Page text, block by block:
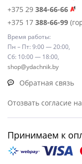
+375 29 384-66-66
+375 17 388-66-99
Время работы:
Пн – Пт: 9:00 — 20:00,
Сб: 10:00 — 18:00,
shop@ydachnik.by
Обратная связь
Отозвать согласие
Принимаем к